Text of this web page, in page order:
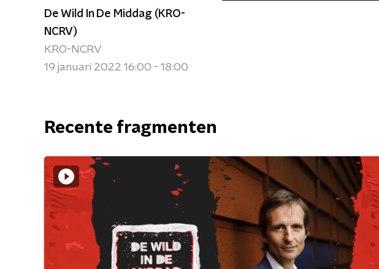
De Wild In De Middag (KRO-
NCRV)
KRO-NCRV
19 januari 2022 16:00 - 18:00
Recente fragmenten